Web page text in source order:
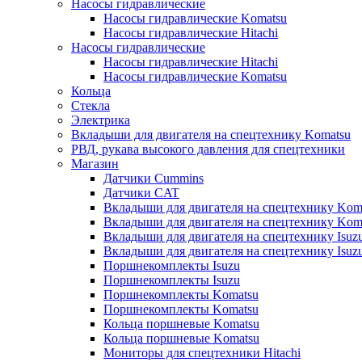
Насосы гидравлические
Насосы гидравлические Komatsu
Насосы гидравлические Hitachi
Насосы гидравлические
Насосы гидравлические Hitachi
Насосы гидравлические Komatsu
Кольца
Стекла
Электрика
Вкладыши для двигателя на спецтехнику Komatsu
РВД, рукава высокого давления для спецтехники
Магазин
Датчики Cummins
Датчики CAT
Вкладыши для двигателя на спецтехнику
Вкладыши для двигателя на спецтехнику
Вкладыши для двигателя на спецтехнику
Вкладыши для двигателя на спецтехнику
Поршнекомплекты Isuzu
Поршнекомплекты Isuzu
Поршнекомплекты Komatsu
Поршнекомплекты Komatsu
Кольца поршневые Komatsu
Кольца поршневые Komatsu
Мониторы для спецтехники Hitachi